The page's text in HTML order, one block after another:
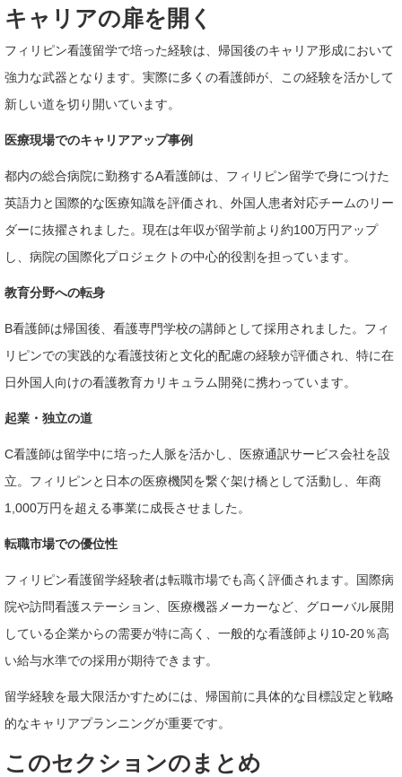
キャリアの扉を開く
フィリピン看護留学で培った経験は、帰国後のキャリア形成において
強力な武器となります。実際に多くの看護師が、この経験を活かして
新しい道を切り開いています。
医療現場でのキャリアアップ事例
都内の総合病院に勤務するA看護師は、フィリピン留学で身につけた
英語力と国際的な医療知識を評価され、外国人患者対応チームのリー
ダーに抜擢されました。現在は年収が留学前より約100万円アップ
し、病院の国際化プロジェクトの中心的役割を担っています。
教育分野への転身
B看護師は帰国後、看護専門学校の講師として採用されました。フィ
リピンでの実践的な看護技術と文化的配慮の経験が評価され、特に在
日外国人向けの看護教育カリキュラム開発に携わっています。
起業・独立の道
C看護師は留学中に培った人脈を活かし、医療通訳サービス会社を設
立。フィリピンと日本の医療機関を繋ぐ架け橋として活動し、年商
1,000万円を超える事業に成長させました。
転職市場での優位性
フィリピン看護留学経験者は転職市場でも高く評価されます。国際病
院や訪問看護ステーション、医療機器メーカーなど、グローバル展開
している企業からの需要が特に高く、一般的な看護師より10-20％高
い給与水準での採用が期待できます。
留学経験を最大限活かすためには、帰国前に具体的な目標設定と戦略
的なキャリアプランニングが重要です。
このセクションのまとめ